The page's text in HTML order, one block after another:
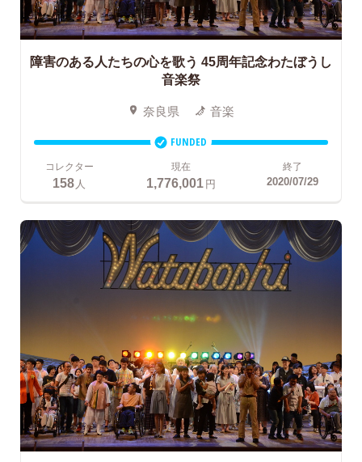
障害のある人たちの心を歌う 45周年記念わたぼうし
音楽祭
奈良県 音楽
FUNDED
コレクター
158人
現在
1,776,001円
終了
2020/07/29